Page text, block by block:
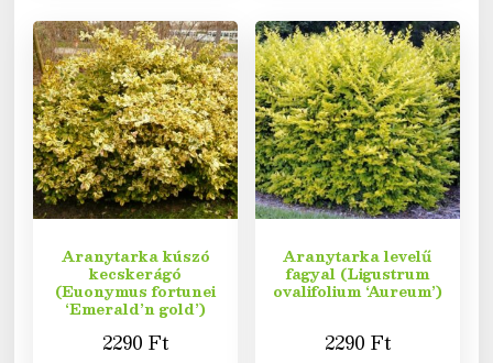
Aranytarka kúszó
kecskerágó
(Euonymus fortunei
‘Emerald’n gold’)
2290Ft
Aranytarka levelű
fagyal (Ligustrum
ovalifolium ‘Aureum’)
2290 Ft